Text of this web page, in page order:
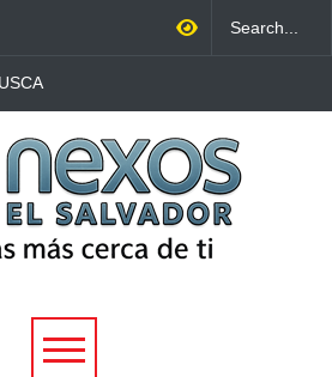
PARA
INTENTAR LIMITAR
NACIMIENTO EN
ESPECÍFICOS